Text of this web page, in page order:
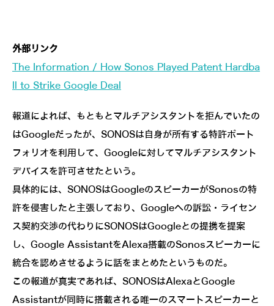
外部リンク
The Information / How Sonos Played Patent Hardba
ll to Strike Google Deal
報道によれば、もともとマルチアシスタントを拒んでいたの
はGoogleだったが、SONOSは自身が所有する特許ポート
フォリオを利用して、Googleに対してマルチアシスタント
デバイスを許可させたという。
具体的には、SONOSはGoogleのスピーカーがSonosの特
許を侵害したと主張しており、Googleへの訴訟・ライセン
ス契約交渉の代わりにSONOSはGoogleとの提携を提案
し、Google AssistantをAlexa搭載のSonosスピーカーに
統合を認めさせるように話をまとめたというものだ。
この報道が真実であれば、SONOSはAlexaとGoogle
Assistantが同時に搭載される唯一のスマートスピーカーと